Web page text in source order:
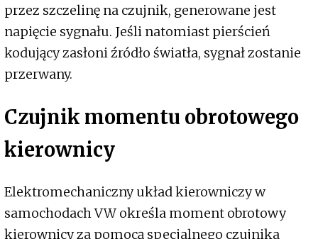
przez szczelinę na czujnik, generowane jest
napięcie sygnału. Jeśli natomiast pierścień
kodujący zasłoni źródło światła, sygnał zostanie
przerwany.
Czujnik momentu obrotowego
kierownicy
Elektromechaniczny układ kierowniczy w
samochodach VW określa moment obrotowy
kierownicy za pomocą specjalnego czujnika